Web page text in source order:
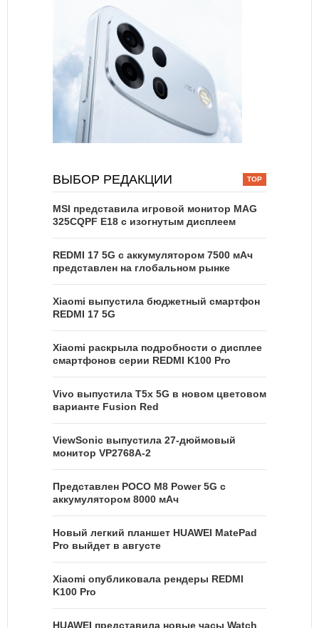
ВЫБОР РЕДАКЦИИ
MSI представила игровой монитор MAG
325CQPF E18 с изогнутым дисплеем
REDMI 17 5G c аккумулятором 7500 мАч
представлен на глобальном рынке
Xiaomi выпустила бюджетный смартфон
REDMI 17 5G
Xiaomi раскрыла подробности о дисплее
смартфонов серии REDMI K100 Pro
Vivo выпустила T5x 5G в новом цветовом
варианте Fusion Red
ViewSonic выпустила 27-дюймовый
монитор VP2768A-2
Представлен POCO M8 Power 5G с
аккумулятором 8000 мАч
Новый легкий планшет HUAWEI MatePad
Pro выйдет в августе
Xiaomi опубликовала рендеры REDMI
K100 Pro
HUAWEI представила новые часы Watch